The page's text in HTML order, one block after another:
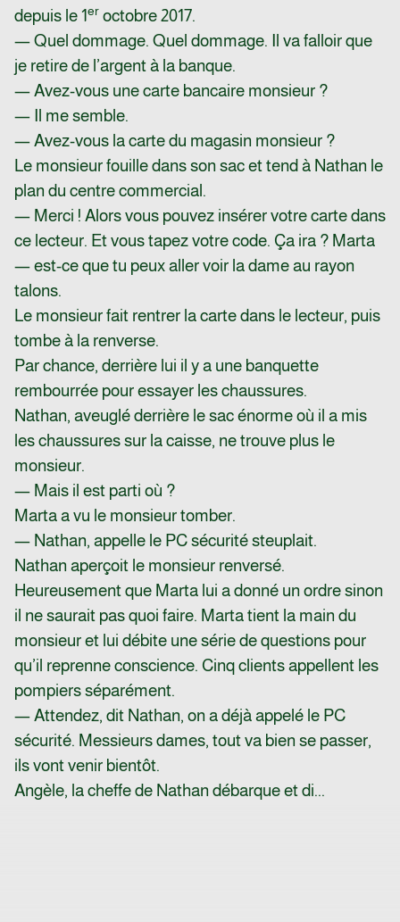
depuis le 1er octobre 2017.
— Quel dommage. Quel dommage. Il va falloir que
je retire de l’argent à la banque.
— Avez-vous une carte bancaire monsieur ?
— Il me semble.
— Avez-vous la carte du magasin monsieur ?
Le monsieur fouille dans son sac et tend à Nathan le
plan du centre commercial.
— Merci ! Alors vous pouvez insérer votre carte dans
ce lecteur. Et vous tapez votre code. Ça ira ? Marta
— est-ce que tu peux aller voir la dame au rayon
talons.
Le monsieur fait rentrer la carte dans le lecteur, puis
tombe à la renverse.
Par chance, derrière lui il y a une banquette
rembourrée pour essayer les chaussures.
Nathan, aveuglé derrière le sac énorme où il a mis
les chaussures sur la caisse, ne trouve plus le
monsieur.
— Mais il est parti où ?
Marta a vu le monsieur tomber.
— Nathan, appelle le PC sécurité steuplait.
Nathan aperçoit le monsieur renversé.
Heureusement que Marta lui a donné un ordre sinon
il ne saurait pas quoi faire. Marta tient la main du
monsieur et lui débite une série de questions pour
qu’il reprenne conscience. Cinq clients appellent les
pompiers séparément.
— Attendez, dit Nathan, on a déjà appelé le PC
sécurité. Messieurs dames, tout va bien se passer,
ils vont venir bientôt.
Angèle, la cheffe de Nathan débarque et di...